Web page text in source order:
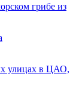
грибе из
улицах в ЦАО,